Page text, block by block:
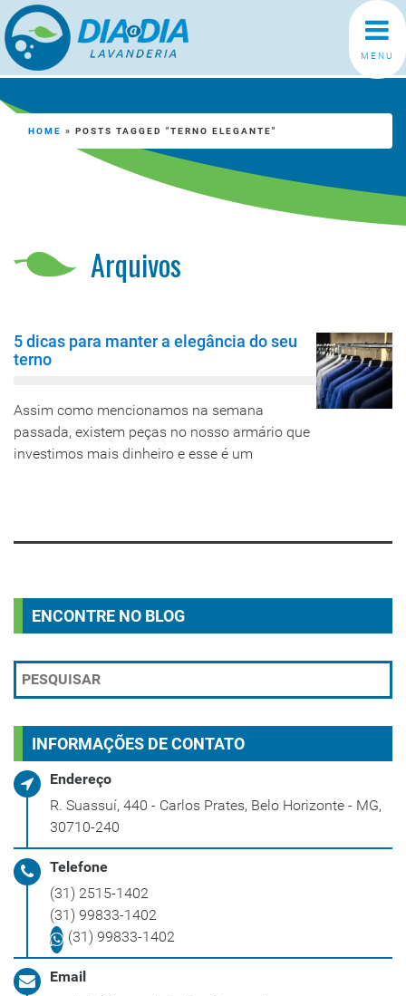
MENU
Arquivos
HOME » POSTS TAGGED "TERNO ELEGANTE"
5 dicas para manter a elegância do seu
terno
Assim como mencionamos na semana
passada, existem peças no nosso armário que
investimos mais dinheiro e esse é um
ENCONTRE NO BLOG
INFORMAÇÕES DE CONTATO
Endereço
R. Suassuí, 440 - Carlos Prates, Belo Horizonte - MG,
30710-240
Telefone
(31) 2515-1402
(31) 99833-1402
(31) 99833-1402
Email